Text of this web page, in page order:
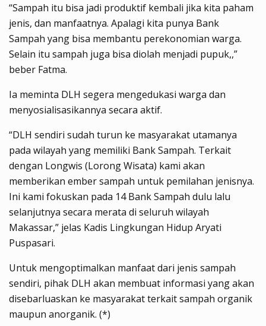
“Sampah itu bisa jadi produktif kembali jika kita paham
jenis, dan manfaatnya. Apalagi kita punya Bank
Sampah yang bisa membantu perekonomian warga.
Selain itu sampah juga bisa diolah menjadi pupuk,,”
beber Fatma.
Ia meminta DLH segera mengedukasi warga dan
menyosialisasikannya secara aktif.
“DLH sendiri sudah turun ke masyarakat utamanya
pada wilayah yang memiliki Bank Sampah. Terkait
dengan Longwis (Lorong Wisata) kami akan
memberikan ember sampah untuk pemilahan jenisnya.
Ini kami fokuskan pada 14 Bank Sampah dulu lalu
selanjutnya secara merata di seluruh wilayah
Makassar,” jelas Kadis Lingkungan Hidup Aryati
Puspasari.
Untuk mengoptimalkan manfaat dari jenis sampah
sendiri, pihak DLH akan membuat informasi yang akan
disebarluaskan ke masyarakat terkait sampah organik
maupun anorganik. (*)